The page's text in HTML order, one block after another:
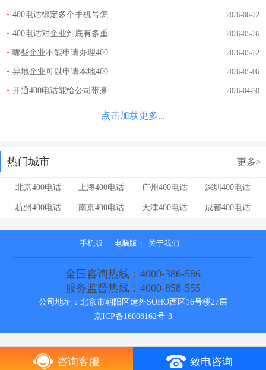
• 400电话绑定多个手机号怎... 2026-06-22
• 400电话对企业到底有多重... 2026-05-26
• 哪些企业不能申请办理400... 2026-05-22
• 异地企业可以申请本地400... 2026-05-06
• 开通400电话能给公司带来... 2026-04-30
点击加载更多...
热门城市 更多>
北京400电话 上海400电话 广州400电话 深圳400电话
杭州400电话 南京400电话 天津400电话 成都400电话
手机版 电脑版 关于我们
全国咨询热线：4000-386-586
服务监督热线：4000-858-555
公司地址：北京市朝阳区建外SOHO西区16号楼27层
京ICP备16008162号-3
咨询客服 致电咨询